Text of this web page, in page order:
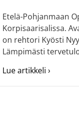
Etelä-Pohjanmaan
Korpisaarisalissa.
on rehtori Kyösti
Lämpimästi
Lue artikkeli ›